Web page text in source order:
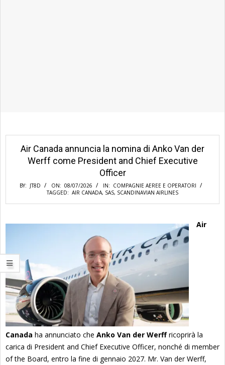
Air Canada annuncia la nomina di Anko Van der
Werff come President and Chief Executive
Officer
BY: JT8D ON: 08/07/2026 IN: COMPAGNIE AEREE E OPERATORI
TAGGED: AIR CANADA, SAS, SCANDINAVIAN AIRLINES
Air
Canada ha annunciato che Anko Van der Werffricoprirà la
carica di President and Chief Executive Officer, nonché di member
of the Board, entro la fine di gennaio 2027. Mr. Van der Werff,